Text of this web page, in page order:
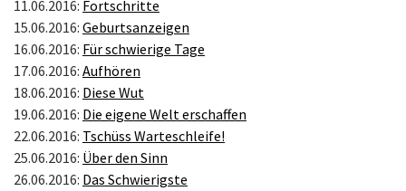
11.06.2016: Fortschritte
15.06.2016: Geburtsanzeigen
16.06.2016: Für schwierige Tage
17.06.2016: Aufhören
18.06.2016: Diese Wut
19.06.2016: Die eigene Welt erschaffen
22.06.2016: Tschüss Warteschleife!
25.06.2016: Über den Sinn
26.06.2016: Das Schwierigste